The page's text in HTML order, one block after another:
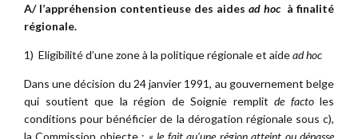
A/ l’appréhension contentieuse des aides ad hoc à finalité
régionale.
1) Eligibilité d’une zone à la politique régionale et aidead hoc
Dans une décision du 24 janvier 1991, au gouvernement belge
qui soutient que la région de Soignie remplit de factoles
conditions pour bénéficier de la dérogation régionale sous c),
la Commission objecte : «le fait qu’une région atteint ou dépasse